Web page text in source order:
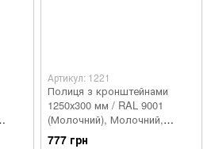
Артикул: 1221
Полиця з кронштейнами
1250х300 мм / RAL 9001
(Молочний), Молочний,
Молочний
777 грн